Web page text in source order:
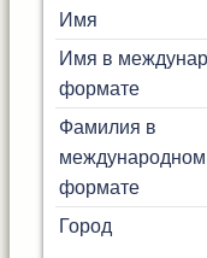
Имя
Имя в
формате
Фамилия в
международном
формате
Город